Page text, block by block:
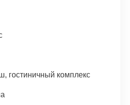
гостиничный комплекс